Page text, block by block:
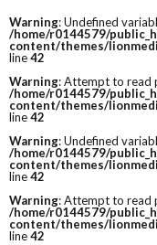
Warning: Undefined
/home/r0144579/
content/themes/
line42
Warning: Attempt to read
/home/r0144579/
content/themes/
line42
Warning: Undefined
/home/r0144579/
content/themes/
line42
Warning: Attempt to read
/home/r0144579/
content/themes/
line42